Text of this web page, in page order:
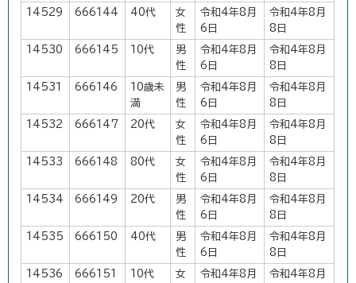
14529 666144 40代
女
性
令和4年8月
6日
令和4年8月
8日
14530 666145 10代
男
性
令和4年8月
6日
令和4年8月
8日
14531 666146
10歳未
満
男
性
令和4年8月
6日
令和4年8月
8日
14532 666147 20代
女
性
令和4年8月
6日
令和4年8月
8日
14533 666148 80代
女
性
令和4年8月
6日
令和4年8月
8日
14534 666149 20代
男
性
令和4年8月
6日
令和4年8月
8日
14535 666150 40代
男
性
令和4年8月
6日
令和4年8月
8日
14536 666151 10代
女
令和4年8月
令和4年8月